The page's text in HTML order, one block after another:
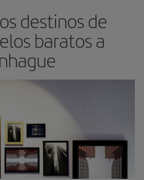
destinos de
baratos a